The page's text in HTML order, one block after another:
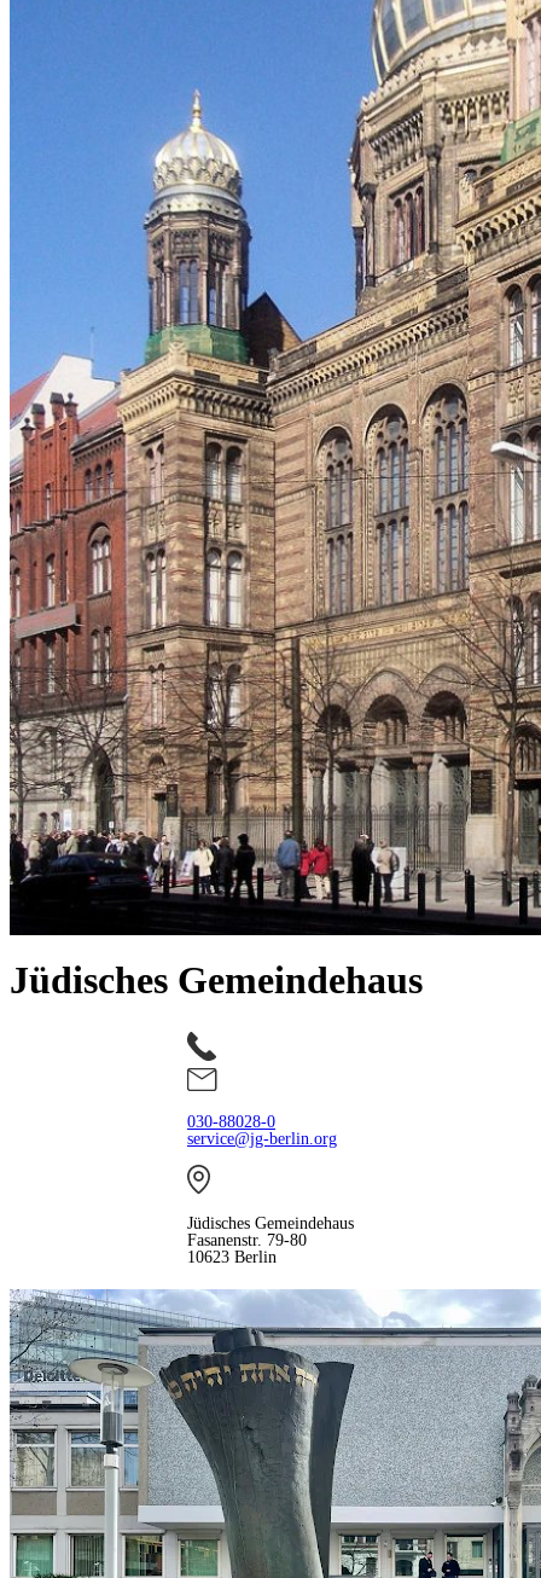
Jüdisches Gemeindehaus
030-88028-0
service@jg-berlin.org
Jüdisches Gemeindehaus
Fasanenstr. 79-80
10623 Berlin